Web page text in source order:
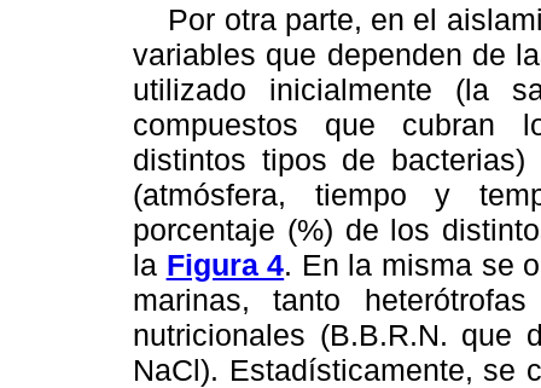
Por otra parte, en el
variables que dependen de
utilizado inicialmente (la
compuestos que cubran
distintos tipos de
(atmósfera, tiempo y
porcentaje (%) de los
la Figura 4. En la misma se
marinas, tanto
nutricionales (B.B.R.N. que
NaCl). Estadísticamente, se